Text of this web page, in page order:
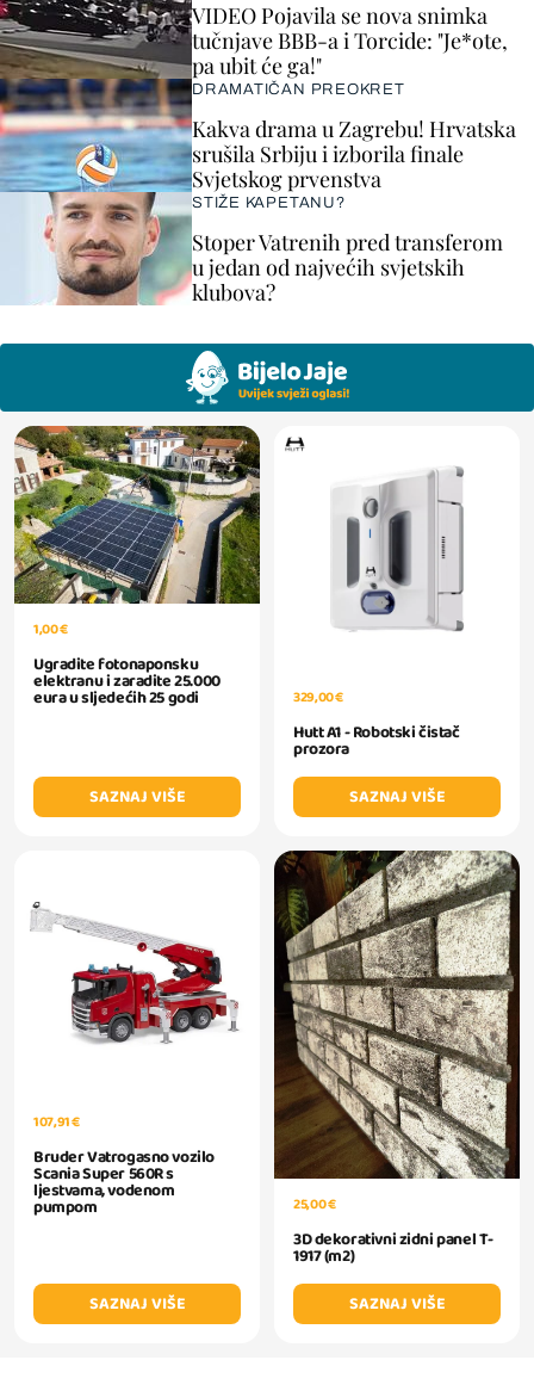
VIDEO Pojavila se nova snimka
tučnjave BBB-a i Torcide: "Je*ote,
pa ubit će ga!"
DRAMATIČAN PREOKRET
Kakva drama u Zagrebu! Hrvatska
srušila Srbiju i izborila finale
Svjetskog prvenstva
STIŽE KAPETANU?
Stoper Vatrenih pred transferom
u jedan od najvećih svjetskih
klubova?
1,00 €
Ugradite fotonaponsku
elektranu i zaradite 25.000
eura u sljedećih 25 godi
SAZNAJ VIŠE
329,00 €
Hutt A1 - Robotski čistač
prozora
SAZNAJ VIŠE
107,91 €
Bruder Vatrogasno vozilo
Scania Super 560R s
ljestvama, vodenom
pumpom
SAZNAJ VIŠE
25,00 €
3D dekorativni zidni panel T-
1917 (m2)
SAZNAJ VIŠE